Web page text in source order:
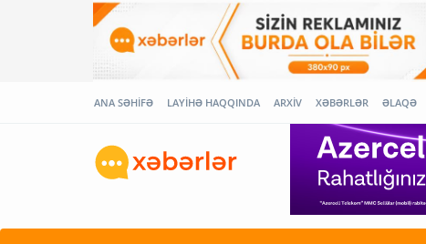
ANA SƏHİFƏ LAYİHƏ HAQQINDA ARXİV XƏBƏRLƏR ƏLAQƏ